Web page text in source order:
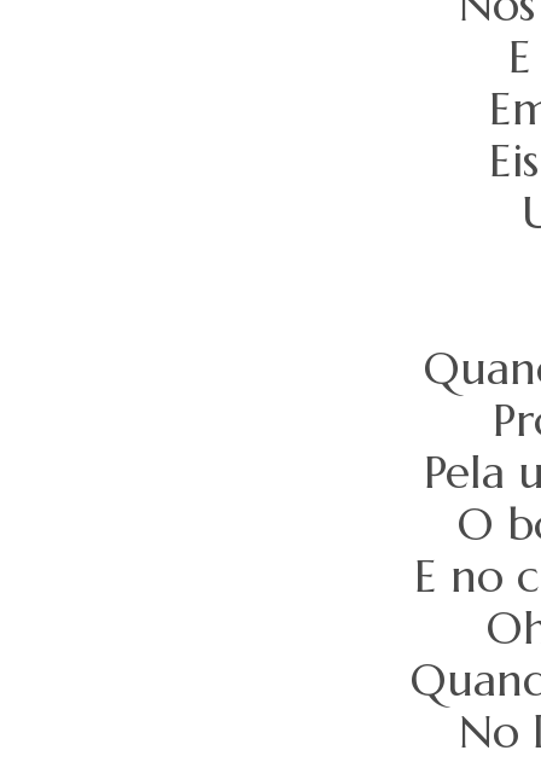
Pela
O
E no
No